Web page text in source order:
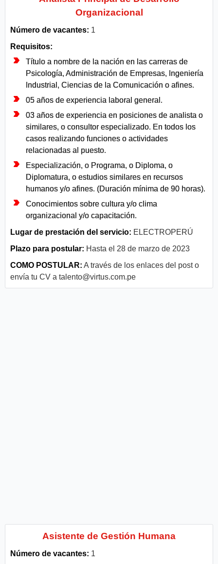
Organizacional
Número de vacantes: 1
Requisitos:
Título a nombre de la nación en las carreras de
Psicología, Administración de Empresas, Ingeniería
Industrial, Ciencias de la Comunicación o afines.
05 años de experiencia laboral general.
03 años de experiencia en posiciones de analista o
similares, o consultor especializado. En todos los
casos realizando funciones o actividades
relacionadas al puesto.
Especialización, o Programa, o Diploma, o
Diplomatura, o estudios similares en recursos
humanos y/o afines. (Duración mínima de 90 horas).
Conocimientos sobre cultura y/o clima
organizacional y/o capacitación.
Lugar de prestación del servicio: ELECTROPERÚ
Plazo para postular: Hasta el 28 de marzo de 2023
COMO POSTULAR: A través de los enlaces del post o
envía tu CV a talento@virtus.com.pe
Asistente de Gestión Humana
Número de vacantes: 1